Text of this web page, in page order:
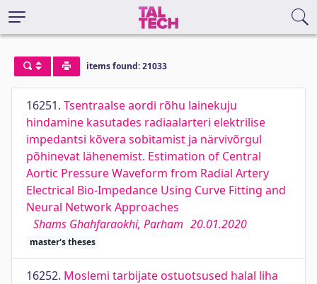
items found: 21033
16251. Tsentraalse aordi rõhu lainekuju
hindamine kasutades radiaalarteri elektrilise
impedantsi kõvera sobitamist ja närvivõrgul
põhinevat lähenemist. Estimation of Central
Aortic Pressure Waveform from Radial Artery
Electrical Bio-Impedance Using Curve Fitting and
Neural Network Approaches
Shams Ghahfaraokhi, Parham 20.01.2020
master's theses
16252. Moslemi tarbijate ostuotsused halal liha